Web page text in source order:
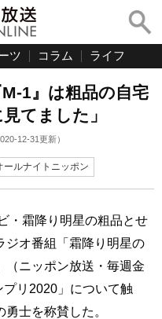
ツ コラム ライフ
1』は粗品の自宅
てました」
12-31更新）
ールナイトニッポン
・霜降り明星の粗品とせ
ジオ番組「霜降り明星の
（ニッポン放送・毎週金
リ2020」について触
士を称賛した。